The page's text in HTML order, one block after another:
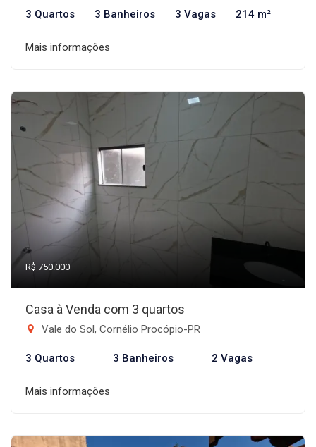
3 Quartos 3 Banheiros 3 Vagas 214 m²
Mais informações
R$ 750.000
Casa à Venda com 3 quartos
Vale do Sol, Cornélio Procópio-PR
3 Quartos 3 Banheiros 2 Vagas
Mais informações